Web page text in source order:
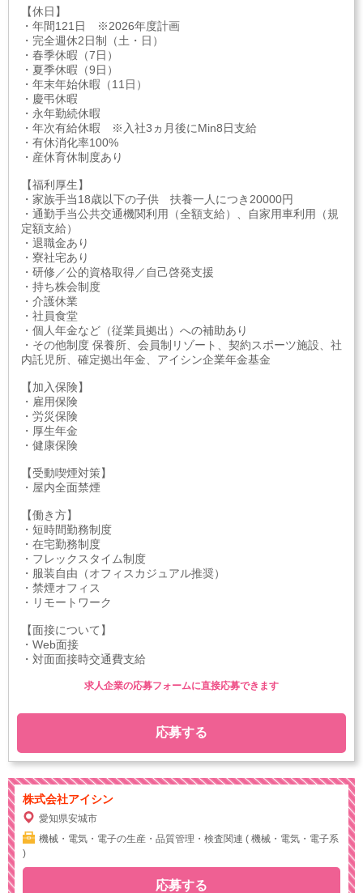
【休日】
・年間121日 ※2026年度計画
・完全週休2日制（土・日）
・春季休暇（7日）
・夏季休暇（9日）
・年末年始休暇（11日）
・慶弔休暇
・永年勤続休暇
・年次有給休暇 ※入社3ヵ月後にMin8日支給
・有休消化率100%
・産休育休制度あり
【福利厚生】
・家族手当18歳以下の子供 扶養一人につき20000円
・通勤手当公共交通機関利用（全額支給）、自家用車利用（規
定額支給）
・退職金あり
・寮社宅あり
・研修／公的資格取得／自己啓発支援
・持ち株会制度
・介護休業
・社員食堂
・個人年金など（従業員拠出）への補助あり
・その他制度 保養所、会員制リゾート、契約スポーツ施設、社
内託児所、確定拠出年金、アイシン企業年金基金
【加入保険】
・雇用保険
・労災保険
・厚生年金
・健康保険
【受動喫煙対策】
・屋内全面禁煙
【働き方】
・短時間勤務制度
・在宅勤務制度
・フレックスタイム制度
・服装自由（オフィスカジュアル推奨）
・禁煙オフィス
・リモートワーク
【面接について】
・Web面接
・対面面接時交通費支給
応募する
求人企業の応募フォームに直接応募できます
株式会社アイシン
愛知県安城市
機械・電気・電子の生産・品質管理・検査関連 ( 機械・電気・電子系
)
応募する